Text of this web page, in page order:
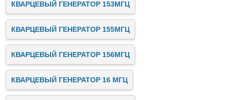
КВАРЦЕВЫЙ ГЕНЕРАТОР 153МГЦ
КВАРЦЕВЫЙ ГЕНЕРАТОР 155МГЦ
КВАРЦЕВЫЙ ГЕНЕРАТОР 156МГЦ
КВАРЦЕВЫЙ ГЕНЕРАТОР 16 МГЦ